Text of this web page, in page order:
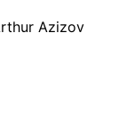
Azizov